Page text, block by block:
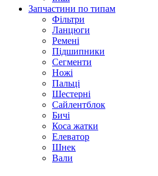
Запчастини по типам
Фільтри
Ланцюги
Ремені
Підшипники
Сегменти
Ножі
Пальці
Шестерні
Сайлентблок
Бичі
Коса жатки
Елеватор
Шнек
Вали